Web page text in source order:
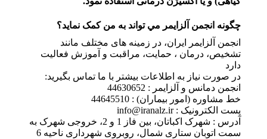
چگونه انجمن آلزايمر مي تواند به من کمک نمايد؟
انجمن آلزایمر ایران، در زمینه های مختلف مانند
تشخیص، درمان ، حمایت، مراقبت و آموزش فعالیت
دارد
در صورت نیاز به اطلاعات بیشتر با ما تماس بگیرید:
انجمن دمانس و آلزایمر : 44630652
خط مشاوره (امور بیماران) : 44645510
پست الکترونیک : info@iranalz.ir
آدرس : شهرک اکباتان، بین فاز 1 و 2، خروجی شهرک به
سمت اتوبان ستاری شمال، روبروی شهرداری ناحیه 6